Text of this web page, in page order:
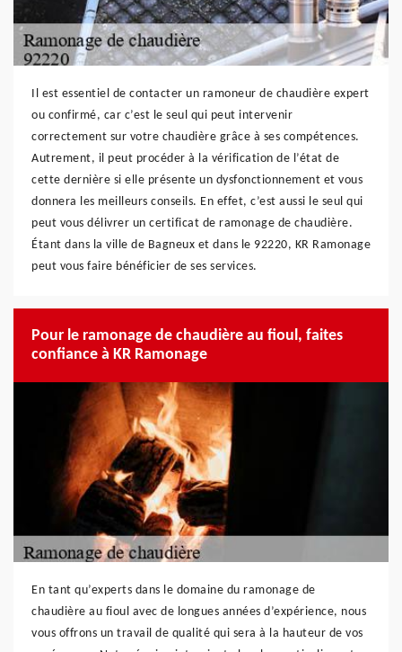
Il est essentiel de contacter un ramoneur de chaudière expert
ou confirmé, car c’est le seul qui peut intervenir
correctement sur votre chaudière grâce à ses compétences.
Autrement, il peut procéder à la vérification de l’état de
cette dernière si elle présente un dysfonctionnement et vous
donnera les meilleurs conseils. En effet, c’est aussi le seul qui
peut vous délivrer un certificat de ramonage de chaudière.
Étant dans la ville de Bagneux et dans le 92220, KR Ramonage
peut vous faire bénéficier de ses services.
Pour le ramonage de chaudière au fioul, faites
confiance à KR Ramonage
En tant qu’experts dans le domaine du ramonage de
chaudière au fioul avec de longues années d’expérience, nous
vous offrons un travail de qualité qui sera à la hauteur de vos